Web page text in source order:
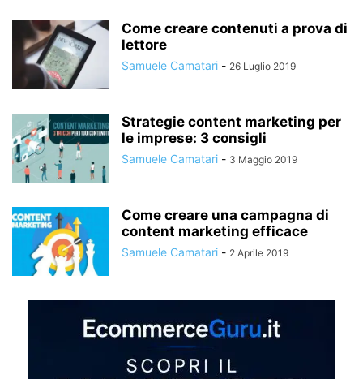
Come creare contenuti a prova di
lettore
Samuele Camatari - 26 Luglio 2019
Strategie content marketing per
le imprese: 3 consigli
Samuele Camatari - 3 Maggio 2019
Come creare una campagna di
content marketing efficace
Samuele Camatari - 2 Aprile 2019